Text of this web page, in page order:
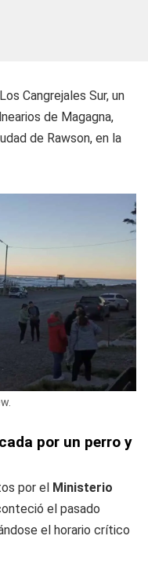
Cangrejales Sur, un
de Magagna,
de Rawson, en la
por un perro y
por el Ministerio
el pasado
el horario crítico